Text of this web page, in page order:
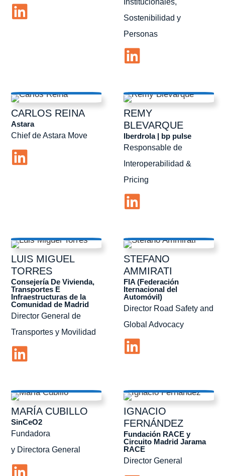
Sostenibilidad y
Personas
CARLOS REINA
Chief de Astara Move
Astara
REMY
BLEVARQUE
Responsable de
Interoperabilidad &
Pricing
Iberdrola | bp pulse
LUIS MIGUEL
TORRES
Director General de
Transportes y Movilidad
Consejería De Vivienda,
Transportes E
Infraestructuras de la
Comunidad de Madrid
STEFANO
AMMIRATI
Director Road Safety and
Global Advocacy
FIA (Federación
Iternacional del
Automóvil)
MARÍACUBILLO
Fundadora
y Directora General
SinCeO2
IGNACIO
FERNÁNDEZ
Director General
Fundación RACE y
Circuito Madrid Jarama
RACE